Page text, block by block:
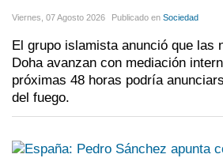
Viernes, 07 Agosto 2026 Publicado en Sociedad
El grupo islamista anunció que las
Doha avanzan con mediación
próximas 48 horas podría
del fuego.